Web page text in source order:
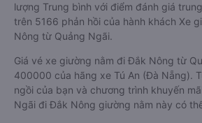
lượng Trung bình với điểm đánh giá
trên 5166 phản hồi của hành khách Xe
Nông từ Quảng Ngãi.
Giá vé xe giường nằm đi Đắk Nông từ
400000 của hãng xe Tú An (Đà Nẵng).
ngồi của bạn và chương trình khuyến
Ngãi đi Đắk Nông giường nằm này có